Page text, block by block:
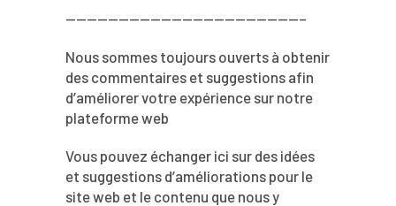
——————————————————————–
Nous sommes toujours ouverts à obtenir
des commentaires et suggestions afin
d’améliorer votre expérience sur notre
plateforme web
Vous pouvez échanger ici sur des idées
et suggestions d’améliorations pour le
site web et le contenu que nous y